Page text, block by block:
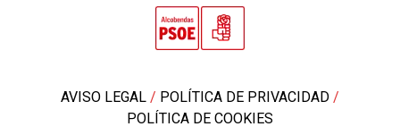
AVISO LEGAL / POLÍTICA DE PRIVACIDAD /
POLÍTICA DE COOKIES